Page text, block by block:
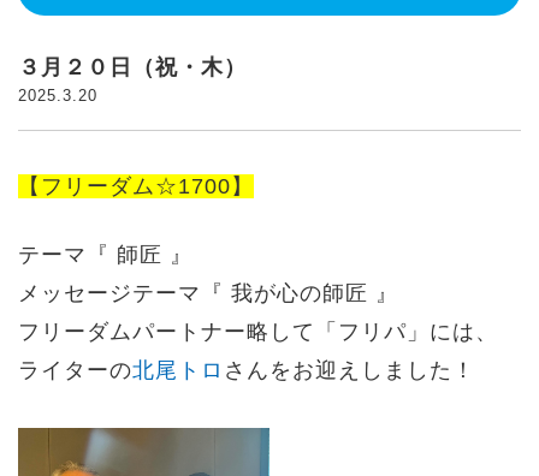
３月２０日（祝・木）
2025.3.20
【フリーダム☆1700】
テーマ『 師匠 』
メッセージテーマ『 我が心の師匠 』
フリーダムパートナー略して「フリパ」には、
ライターの北尾トロ さんをお迎えしました！